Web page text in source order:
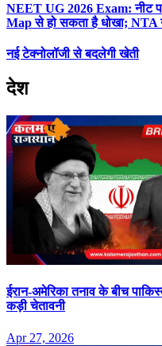
NEET UG 2026 Exam: नीट
Map से हो सकता है धोखा; NTA
नई टेक्नोलॉजी से बदलेगी खेती
देश
ईरान-अमेरिका तनाव के बीच
कड़ी चेतावनी
Apr 27, 2026